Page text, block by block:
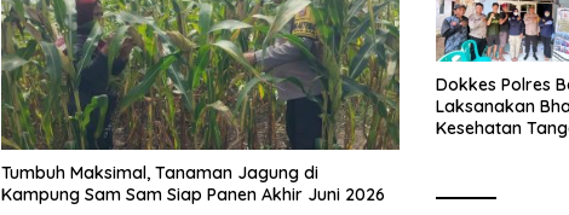
Tumbuh Maksimal, Tanaman Jagung di
Kampung Sam Sam Siap Panen Akhir Juni 2026
Dokkes Polres
Laksanakan
Kesehatan